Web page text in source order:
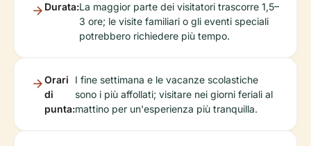
Durata:La maggior parte dei visitatori trascorre 1,5–
3 ore; le visite familiari o gli eventi speciali
potrebbero richiedere più tempo.
Orari
di
punta:
I fine settimana e le vacanze scolastiche
sono i più affollati; visitare nei giorni feriali al
mattino per un'esperienza più tranquilla.